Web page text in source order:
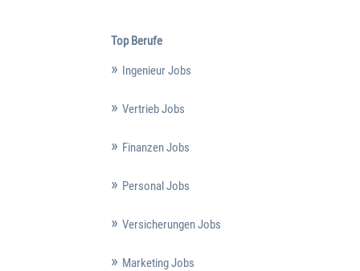
Top Berufe
Ingenieur Jobs
Vertrieb Jobs
Finanzen Jobs
Personal Jobs
Versicherungen Jobs
Marketing Jobs